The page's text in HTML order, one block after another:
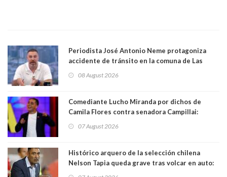
Periodista José Antonio Neme protagoniza
accidente de tránsito en la comuna de Las
08 August 2026
Comediante Lucho Miranda por dichos de
Camila Flores contra senadora Campillai:
forma de quitar dignidad"
07 August 2026
Histórico arquero de la selección chilena
Nelson Tapia queda grave tras volcar en auto: